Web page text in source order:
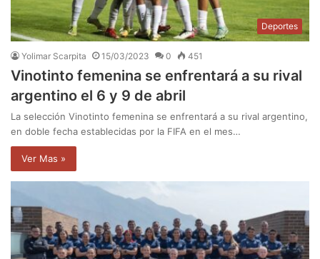
Deportes
Yolimar Scarpita 15/03/2023 0 451
Vinotinto femenina se enfrentará a su rival
argentino el 6 y 9 de abril
La selección Vinotinto femenina se enfrentará a su rival argentino,
en doble fecha establecidas por la FIFA en el mes…
Ver Mas »